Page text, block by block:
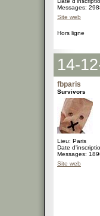
Messages:
Site web
Hors ligne
14-
fbparis
Survivors
Lieu: Paris
Date
Messages:
Site web